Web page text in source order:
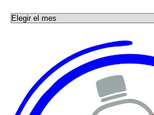
Archivos